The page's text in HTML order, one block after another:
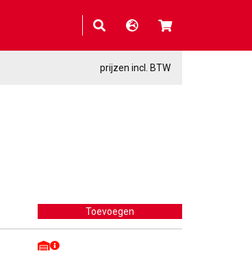
prijzen incl. BTW